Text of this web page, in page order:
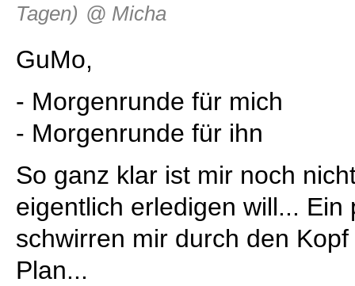
Tagen) @ Micha
GuMo,
- Morgenrunde für mich
- Morgenrunde für ihn
So ganz klar ist mir noch
eigentlich erledigen will... Ein
schwirren mir durch den
Plan...